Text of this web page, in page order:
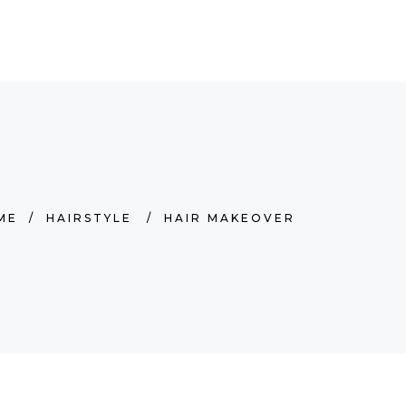
/ HAIRSTYLE / HAIR MAKEOVER